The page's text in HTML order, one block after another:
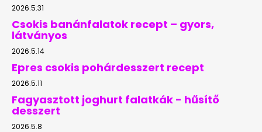
2026.5.31
Csokis banánfalatok recept – gyors,
látványos
2026.5.14
Epres csokis pohárdesszert recept
2026.5.11
Fagyasztott joghurt falatkák - hűsítő
desszert
2026.5.8